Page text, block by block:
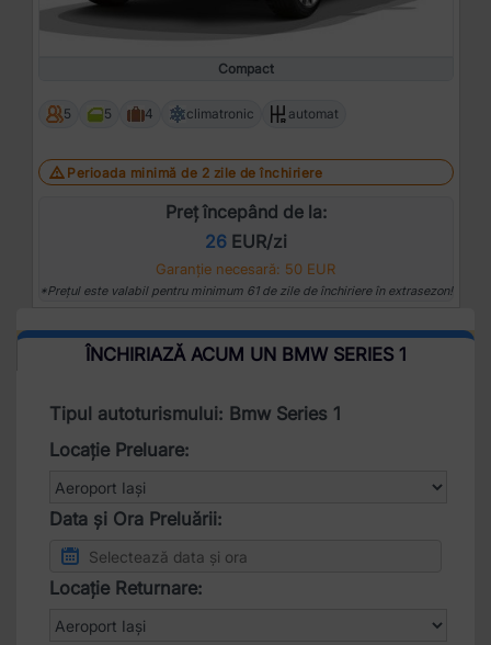
Compact
5 5 4 climatronic automat
Perioada minimă de 2 zile de închiriere
Preț începând de la:
26EUR/zi
Garanție necesară: 50 EUR
*Prețul este valabil pentru minimum 61 de zile de închiriere în extrasezon!
ÎNCHIRIAZĂ ACUM UN BMW SERIES 1
Tipul autoturismului: Bmw Series 1
Locație Preluare:
Data și Ora Preluării:
Locație Returnare: